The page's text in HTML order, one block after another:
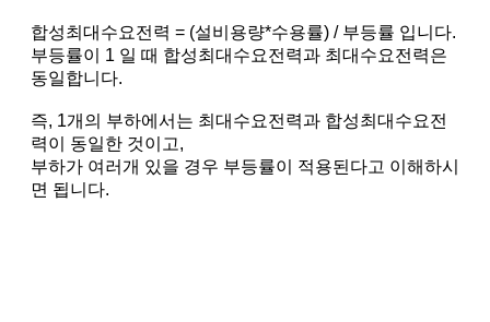
합성최대수요전력 = (설비용량*수용률) / 부등률 입니다.
부등률이 1 일 때 합성최대수요전력과 최대수요전력은
동일합니다.
즉, 1개의 부하에서는 최대수요전력과 합성최대수요전
력이 동일한 것이고,
부하가 여러개 있을 경우 부등률이 적용된다고 이해하시
면 됩니다.